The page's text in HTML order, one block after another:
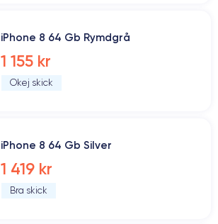
iPhone 8 64 Gb Rymdgrå
1 155 kr
Okej skick
iPhone 8 64 Gb Silver
1 419 kr
Bra skick